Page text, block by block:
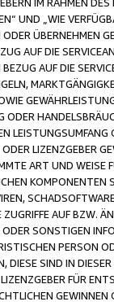
UND „WIE
ÜBERNEHMEN
AUF DIE
AUF DIE
ODER
LIZENZGEBER
ART UND
AUF BZW.
SONSTIGEN
PERSON
DIESE SIND IN
FÜR